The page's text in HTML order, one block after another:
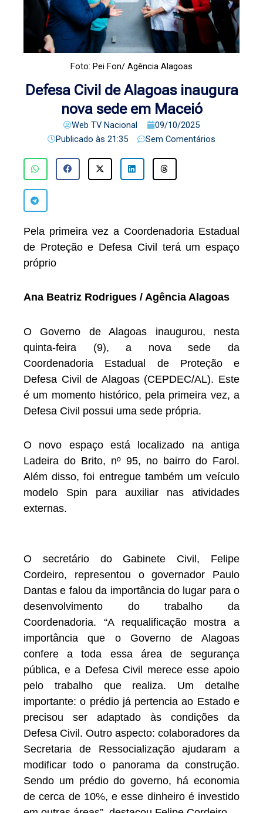
Foto: Pei Fon/ Agência Alagoas
Defesa Civil de Alagoas inaugura
nova sede em Maceió
Web TV Nacional
09/10/2025
Publicado às 21:35 Sem Comentários
Pela primeira vez a Coordenadoria Estadual
de Proteção e Defesa Civil terá um espaço
próprio
Ana Beatriz Rodrigues / Agência Alagoas
O Governo de Alagoas inaugurou, nesta
quinta-feira (9), a nova sede da
Coordenadoria Estadual de Proteção e
Defesa Civil de Alagoas (CEPDEC/AL). Este
é um momento histórico, pela primeira vez, a
Defesa Civil possui uma sede própria.
O novo espaço está localizado na antiga
Ladeira do Brito, nº 95, no bairro do Farol.
Além disso, foi entregue também um veículo
modelo Spin para auxiliar nas atividades
externas.
O secretário do Gabinete Civil, Felipe
Cordeiro, representou o governador Paulo
Dantas e falou da importância do lugar para o
desenvolvimento do trabalho da
Coordenadoria. “A requalificação mostra a
importância que o Governo de Alagoas
confere a toda essa área de segurança
pública, e a Defesa Civil merece esse apoio
pelo trabalho que realiza. Um detalhe
importante: o prédio já pertencia ao Estado e
precisou ser adaptado às condições da
Defesa Civil. Outro aspecto: colaboradores da
Secretaria de Ressocialização ajudaram a
modificar todo o panorama da construção.
Sendo um prédio do governo, há economia
de cerca de 10%, e esse dinheiro é investido